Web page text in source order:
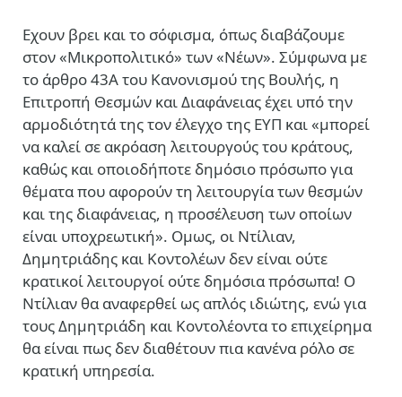
Εχουν βρει και το σόφισμα, όπως διαβάζουμε
στον «Μικροπολιτικό» των «Νέων». Σύμφωνα με
το άρθρο 43Α του Κανονισμού της Βουλής, η
Επιτροπή Θεσμών και Διαφάνειας έχει υπό την
αρμοδιότητά της τον έλεγχο της ΕΥΠ και «μπορεί
να καλεί σε ακρόαση λειτουργούς του κράτους,
καθώς και οποιοδήποτε δημόσιο πρόσωπο για
θέματα που αφορούν τη λειτουργία των θεσμών
και της διαφάνειας, η προσέλευση των οποίων
είναι υποχρεωτική». Ομως, οι Ντίλιαν,
Δημητριάδης και Κοντολέων δεν είναι ούτε
κρατικοί λειτουργοί ούτε δημόσια πρόσωπα! Ο
Ντίλιαν θα αναφερθεί ως απλός ιδιώτης, ενώ για
τους Δημητριάδη και Κοντολέοντα το επιχείρημα
θα είναι πως δεν διαθέτουν πια κανένα ρόλο σε
κρατική υπηρεσία.